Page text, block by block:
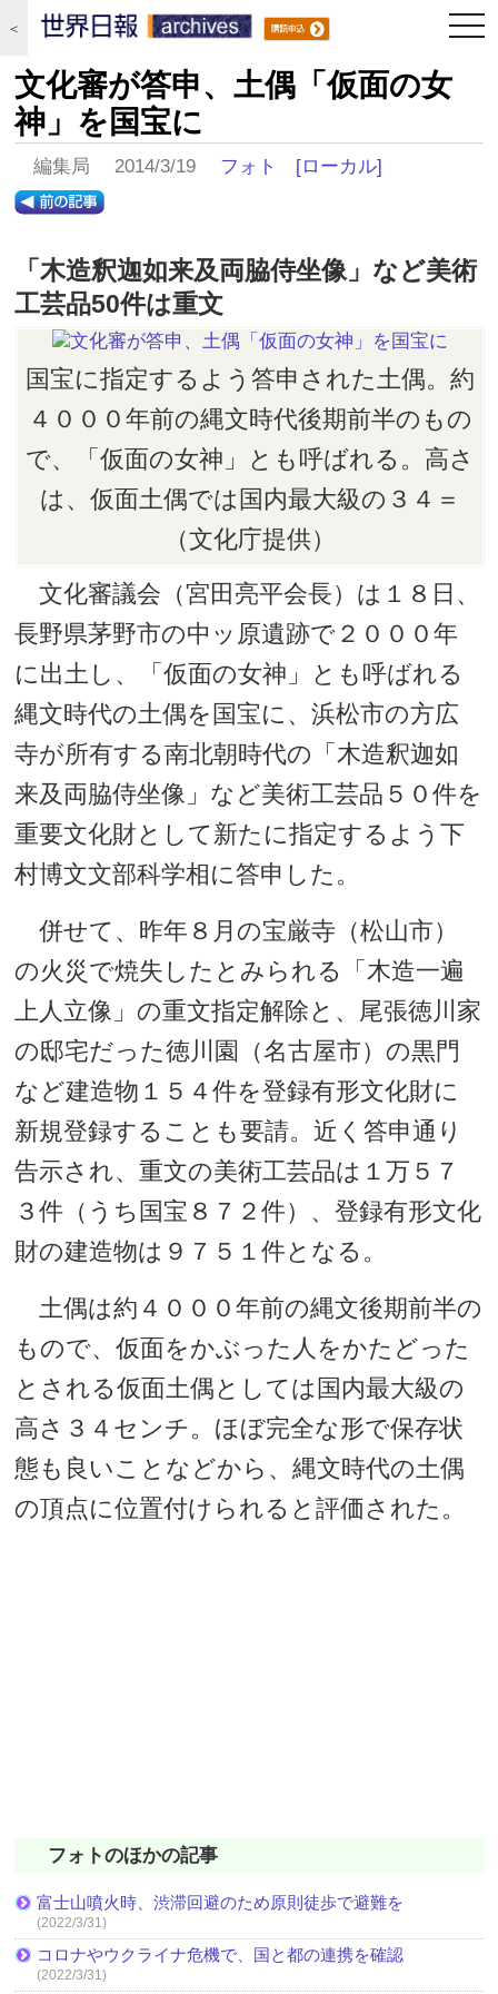
＜
文化審が答申、土偶「仮面の女
神」を国宝に
編集局 2014/3/19 フォト [ローカル]
「木造釈迦如来及両脇侍坐像」など美術
工芸品50件は重文
国宝に指定するよう答申された土偶。約
４０００年前の縄文時代後期前半のもの
で、「仮面の女神」とも呼ばれる。高さ
は、仮面土偶では国内最大級の３４＝
（文化庁提供）
文化審議会（宮田亮平会長）は１８日、
長野県茅野市の中ッ原遺跡で２０００年
に出土し、「仮面の女神」とも呼ばれる
縄文時代の土偶を国宝に、浜松市の方広
寺が所有する南北朝時代の「木造釈迦如
来及両脇侍坐像」など美術工芸品５０件を
重要文化財として新たに指定するよう下
村博文文部科学相に答申した。
併せて、昨年８月の宝厳寺（松山市）
の火災で焼失したとみられる「木造一遍
上人立像」の重文指定解除と、尾張徳川家
の邸宅だった徳川園（名古屋市）の黒門
など建造物１５４件を登録有形文化財に
新規登録することも要請。近く答申通り
告示され、重文の美術工芸品は１万５７
３件（うち国宝８７２件）、登録有形文化
財の建造物は９７５１件となる。
土偶は約４０００年前の縄文後期前半の
もので、仮面をかぶった人をかたどった
とされる仮面土偶としては国内最大級の
高さ３４センチ。ほぼ完全な形で保存状
態も良いことなどから、縄文時代の土偶
の頂点に位置付けられると評価された。
フォトのほかの記事
富士山噴火時、渋滞回避のため原則徒歩で避難を
(2022/3/31)
コロナやウクライナ危機で、国と都の連携を確認
(2022/3/31)